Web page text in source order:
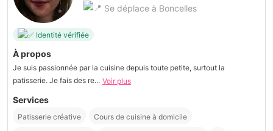
Se déplace à Boncelles
Identité vérifiée
À propos
Je suis passionnée par la cuisine depuis toute petite, surtout la
patisserie. Je fais des re... Voir plus
Services
Patisserie créative Cours de cuisine à domicile